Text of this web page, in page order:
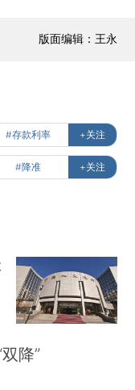
版面编辑：王永
#存款利率 +关注
#降准 +关注
降”